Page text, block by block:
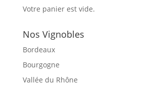
Votre panier est vide.
Nos Vignobles
Bordeaux
Bourgogne
Vallée du Rhône